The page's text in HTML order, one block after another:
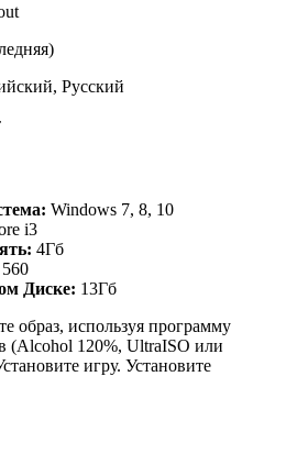
Русский
Windows 7, 8, 10
i3
4Гб
Диске: 13Гб
образ, используя программу
(Alcohol 120%, UltraISO или
игру. Установите